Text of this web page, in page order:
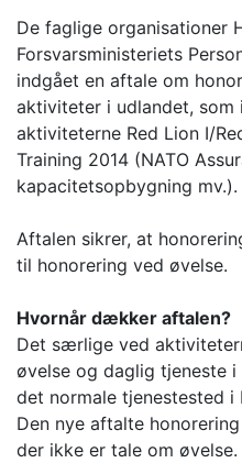
De faglige organisationer
Forsvarsministeriets
indgået en aftale om
aktiviteter i udlandet,
aktiviteterne Red Lion I/
Training 2014 (NATO
kapacitetsopbygning mv.).
Aftalen sikrer, at
til honorering ved øvelse.
Hvornår dækker aftalen?
Det særlige ved
øvelse og daglig tjeneste
det normale tjenestested i
Den nye aftalte
der ikke er tale om øvelse.